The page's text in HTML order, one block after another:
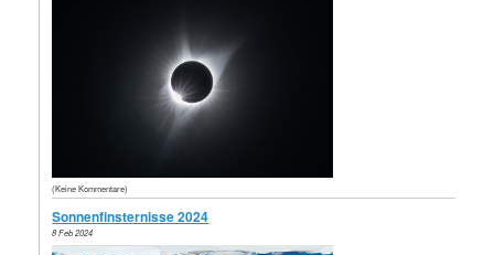
(Keine Kommentare)
Sonnenfinsternisse 2024
8 Feb 2024